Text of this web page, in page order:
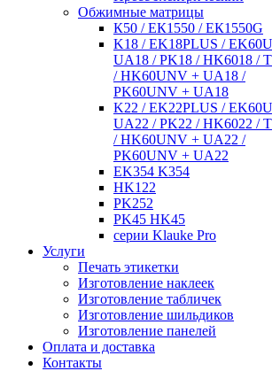
Обжимные матрицы
К50 / ЕК1550 / ЕК1550G
K18 / EK18PLUS /
UA18 / PK18 / HK6018 /
/ HK60UNV + UA18 /
PK60UNV + UA18
K22 / EK22PLUS /
UA22 / PK22 / HK6022 /
/ HK60UNV + UA22 /
PK60UNV + UA22
EK354 K354
HK122
PK252
PK45 HK45
серии Klauke Pro
Услуги
Печать этикетки
Изготовление наклеек
Изготовление табличек
Изготовление шильдиков
Изготовление панелей
Оплата и доставка
Контакты